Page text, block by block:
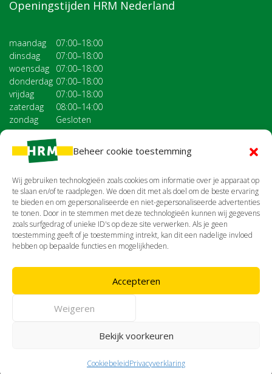
Beheer cookie toestemming
Wij gebruiken technologieën zoals cookies om informatie over je apparaat op
te slaan en/of te raadplegen. We doen dit met als doel om de beste ervaring
te bieden en om gepersonaliseerde en niet-gepersonaliseerde advertenties
te tonen. Door in te stemmen met deze technologieën kunnen wij gegevens
zoals surfgedrag of unieke ID's op deze site verwerken. Als je geen
toestemming geeft of je toestemming intrekt, kan dit een nadelige invloed
hebben op bepaalde functies en mogelijkheden.
Accepteren
Weigeren
Bekijk voorkeuren
CookiebeleidPrivacyverklaring
Openingstijden HRM Nederland
maandag
07:00–18:00
dinsdag
07:00–18:00
woensdag
07:00–18:00
donderdag 07:00–18:00
vrijdag
07:00–18:00
zaterdag
08:00–14:00
zondag
Gesloten
Voor de milieustraat gelden afwijkende
Afval per regio
© 2026 HRM Nederland | Vormgeving en Realisatie